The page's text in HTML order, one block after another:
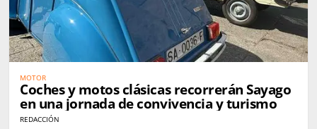
MOTOR
Coches y motos clásicas recorrerán Sayago
en una jornada de convivencia y turismo
REDACCIÓN